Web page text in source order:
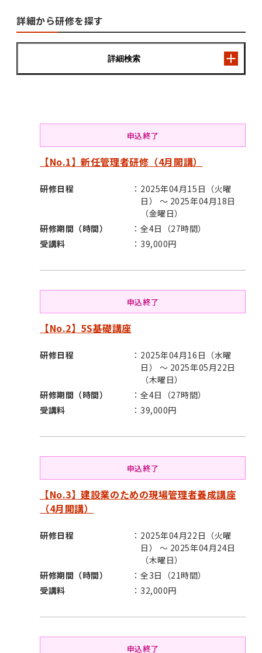
詳細から研修を探す
詳細検索
申込終了
【No.1】新任管理者研修（4月開講）
研修日程
2025年04月15日（火曜
日） ～ 2025年04月18日
（金曜日）
研修期間（時間）
全4日（27時間）
受講料
39,000円
申込終了
【No.2】5S基礎講座
研修日程
2025年04月16日（水曜
日） ～ 2025年05月22日
（木曜日）
研修期間（時間）
全4日（27時間）
受講料
39,000円
申込終了
【No.3】建設業のための現場管理者養成講座
（4月開講）
研修日程
2025年04月22日（火曜
日） ～ 2025年04月24日
（木曜日）
研修期間（時間）
全3日（21時間）
受講料
32,000円
申込終了